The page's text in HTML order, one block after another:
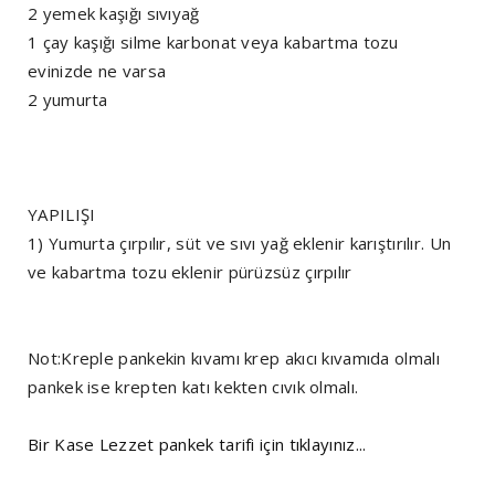
2 yemek kaşığı sıvıyağ
1 çay kaşığı silme karbonat veya kabartma tozu
evinizde ne varsa
2 yumurta
YAPILIŞI
1) Yumurta çırpılır, süt ve sıvı yağ eklenir karıştırılır. Un
ve kabartma tozu eklenir pürüzsüz çırpılır
Not:Kreple pankekin kıvamı krep akıcı kıvamıda olmalı
pankek ise krepten katı kekten cıvık olmalı.
Bir Kase Lezzet pankek tarifi için tıklayınız...